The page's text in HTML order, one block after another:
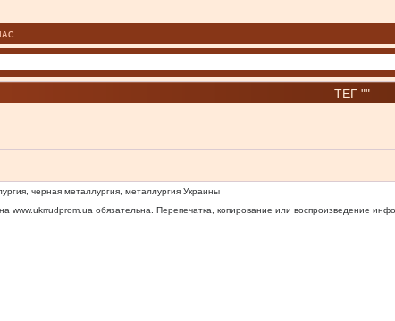
ТЕГ ""
черная металлургия, металлургия Украины
www.ukrrudprom.ua обязательна. Перепечатка, копирование или воспроизведение